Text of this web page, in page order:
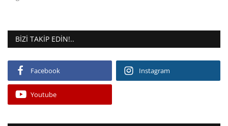
BIZI TAKIP EDIN!..
Facebook Instagram
Youtube